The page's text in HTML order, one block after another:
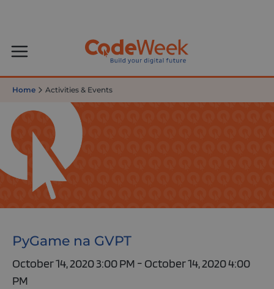
Home Activities & Events
PyGame na GVPT
October 14, 2020 3:00 PM - October 14, 2020 4:00
PM